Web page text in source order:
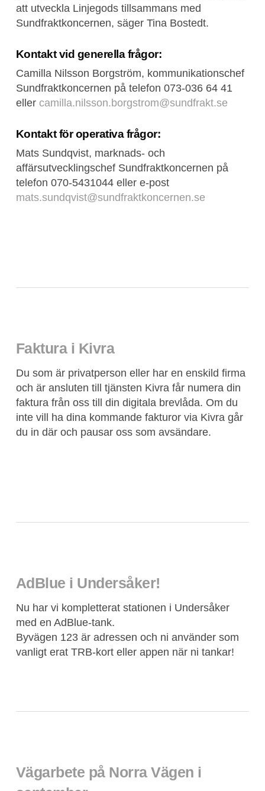
att utveckla Linjegods tillsammans med
Sundfraktkoncernen, säger Tina Bostedt.
Kontakt vid generella frågor:
Camilla Nilsson Borgström, kommunikationschef
Sundfraktkoncernen på telefon 073-036 64 41
eller camilla.nilsson.borgstrom@sundfrakt.se
Kontakt för operativa frågor:
Mats Sundqvist, marknads- och
affärsutvecklingschef Sundfraktkoncernen på
telefon 070-5431044 eller e-post
mats.sundqvist@sundfraktkoncernen.se
Faktura i Kivra
Du som är privatperson eller har en enskild firma
och är ansluten till tjänsten Kivra får numera din
faktura från oss till din digitala brevlåda. Om du
inte vill ha dina kommande fakturor via Kivra går
du in där och pausar oss som avsändare.
AdBlue i Undersåker!
Nu har vi kompletterat stationen i Undersåker
med en AdBlue-tank.
Byvägen 123 är adressen och ni använder som
vanligt erat TRB-kort eller appen när ni tankar!
Vägarbete på Norra Vägen i